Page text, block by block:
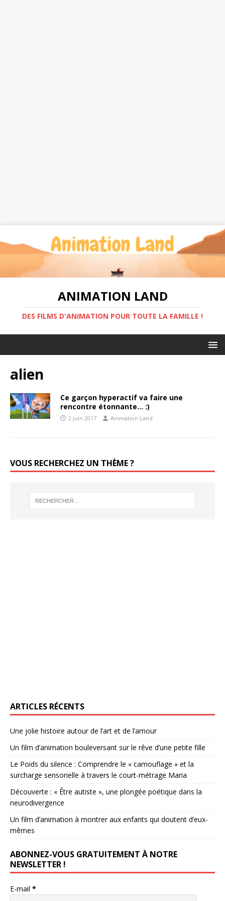
ANIMATION LAND
DES FILMS D'ANIMATION POUR TOUTE LA FAMILLE !
alien
Ce garçon hyperactif va faire une
rencontre étonnante… :)
2 juin 2017 Animation Land
VOUS RECHERCHEZ UN THÈME ?
ARTICLES RÉCENTS
Une jolie histoire autour de l’art et de l’amour
Un film d’animation bouleversant sur le rêve d’une petite fille
Le Poids du silence : Comprendre le « camouflage » et la
surcharge sensorielle à travers le court-métrage Maria
Découverte : « Être autiste », une plongée poétique dans la
neurodivergence
Un film d’animation à montrer aux enfants qui doutent d’eux-
mêmes
ABONNEZ-VOUS GRATUITEMENT À NOTRE
NEWSLETTER !
E-mail *